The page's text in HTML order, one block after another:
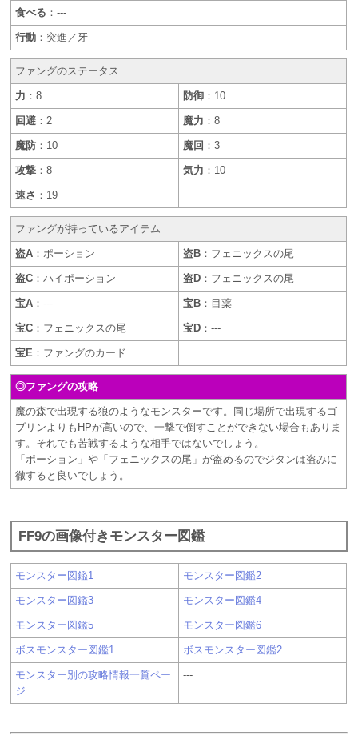
食べる ：---
行動 ：突進／牙
ファングのステータス
力 ：8 防御 ：10
回避 ：2 魔力 ：8
魔防 ：10 魔回 ：3
攻撃 ：8 気力 ：10
速さ ：19
ファングが持っているアイテム
盗A ：ポーション 盗B ：フェニックスの尾
盗C ：ハイポーション 盗D ：フェニックスの尾
宝A ：--- 宝B ：目薬
宝C ：フェニックスの尾 宝D ：---
宝E ：ファングのカード
◎ファングの攻略
魔の森で出現する狼のようなモンスターです。同じ場所で出現するゴ
ブリンよりもHPが高いので、一撃で倒すことができない場合もありま
す。それでも苦戦するような相手ではないでしょう。
「ポーション」や「フェニックスの尾」が盗めるのでジタンは盗みに
徹すると良いでしょう。
FF9の画像付きモンスター図鑑
モンスター図鑑1 モンスター図鑑2
モンスター図鑑3 モンスター図鑑4
モンスター図鑑5 モンスター図鑑6
ボスモンスター図鑑1 ボスモンスター図鑑2
モンスター別の攻略情報一覧ペー
ジ
---